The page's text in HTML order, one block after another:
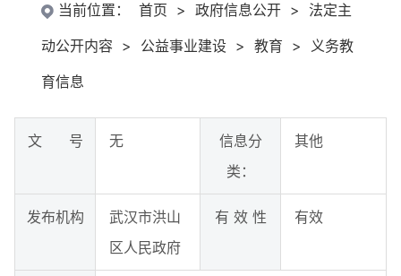
当前位置： 首页 > 政府信息公开 >
法定主
动公开内容 > 公益事业建设 > 教育 >
义务教
育信息
文 号 无
信息分
类：
其他
发布机构
武汉市洪山
区人民政府
有 效 性 有效